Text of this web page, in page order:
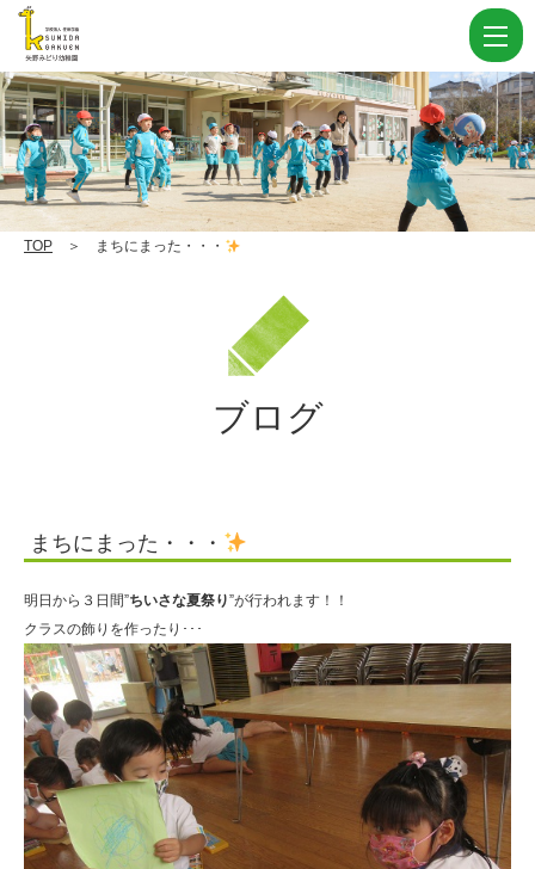
ち
に
ま
っ
た・・・
法
学
園
TOP ＞ まちにまった・・・
ブログ
まちにまった・・・
明日から３日間”ちいさな夏祭り”が行われます！！
クラスの飾りを作ったり･･･